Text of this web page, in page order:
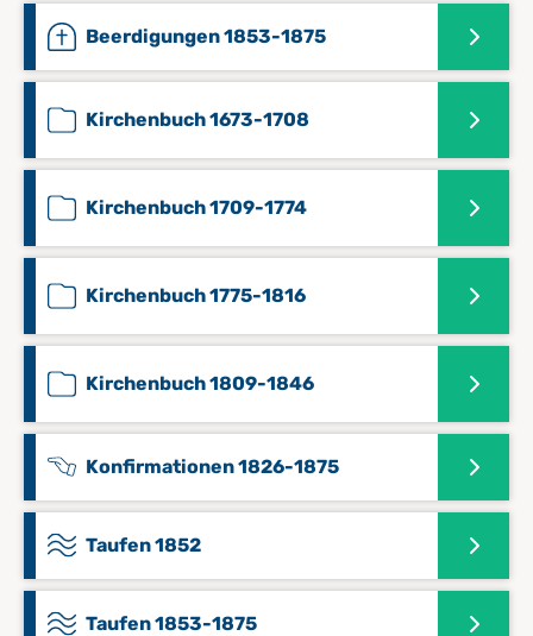
Beerdigungen 1853-1875
Kirchenbuch 1673-1708
Kirchenbuch 1709-1774
Kirchenbuch 1775-1816
Kirchenbuch 1809-1846
Konfirmationen 1826-1875
Taufen 1852
Taufen 1853-1875